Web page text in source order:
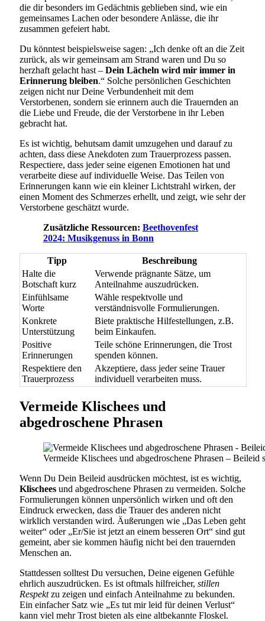
die dir besonders im Gedächtnis geblieben sind, wie ein
gemeinsames Lachen oder besondere Anlässe, die ihr
zusammen gefeiert habt.
Du könntest beispielsweise sagen: „Ich denke oft an die Zeit
zurück, als wir gemeinsam am Strand waren und Du so
herzhaft gelacht hast – Dein Lächeln wird mir immer in
Erinnerung bleiben.“ Solche persönlichen Geschichten
zeigen nicht nur Deine Verbundenheit mit dem
Verstorbenen, sondern sie erinnern auch die Trauernden an
die Liebe und Freude, die der Verstorbene in ihr Leben
gebracht hat.
Es ist wichtig, behutsam damit umzugehen und darauf zu
achten, dass diese Anekdoten zum Trauerprozess passen.
Respectiere, dass jeder seine eigenen Emotionen hat und
verarbeite diese auf individuelle Weise. Das Teilen von
Erinnerungen kann wie ein kleiner Lichtstrahl wirken, der
einen Moment des Schmerzes erhellt, und zeigt, wie sehr der
Verstorbene geschätzt wurde.
Zusätzliche Ressourcen: Beethovenfest
2024: Musikgenuss in Bonn
Tipp
Beschreibung
Halte die
Botschaft kurz
Verwende prägnante Sätze, um
Anteilnahme auszudrücken.
Einfühlsame
Worte
Wähle respektvolle und
verständnisvolle Formulierungen.
Konkrete
Unterstützung
Biete praktische Hilfestellungen, z.B.
beim Einkaufen.
Positive
Erinnerungen
Teile schöne Erinnerungen, die Trost
spenden können.
Respektiere den
Trauerprozess
Akzeptiere, dass jeder seine Trauer
individuell verarbeiten muss.
Vermeide Klischees und
abgedroschene Phrasen
Vermeide Klischees und abgedroschene Phrasen –
Wenn Du Dein Beileid ausdrücken möchtest, ist es wichtig,
Klischees und abgedroschene Phrasen zu vermeiden. Solche
Formulierungen können unpersönlich wirken und oft den
Eindruck erwecken, dass die Trauer des anderen nicht
wirklich verstanden wird. Äußerungen wie „Das Leben geht
weiter“ oder „Er/Sie ist jetzt an einem besseren Ort“ sind gut
gemeint, aber sie kommen häufig nicht bei den trauernden
Menschen an.
Stattdessen solltest Du versuchen, Deine eigenen Gefühle
ehrlich auszudrücken. Es ist oftmals hilfreicher, stillen
Respektzu zeigen und einfach Anteilnahme zu bekunden.
Ein einfacher Satz wie „Es tut mir leid für deinen Verlust“
kann viel mehr Trost bieten als eine altbekannte Floskel.